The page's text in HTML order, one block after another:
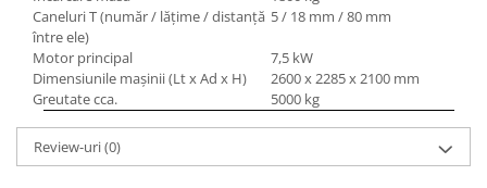
Dispozitiv de testare
Indicatoare înălțime
Indicator cadran / Baze magnetice
Masurare
Micrometru de adancime
Caneluri T (număr / lăţime / distanţă
între ele)
5 / 18 mm / 80 mm
Motor principal
7,5 kW
Dimensiunile maşinii (Lt x Ad x H)
2600 x 2285 x 2100 mm
Greutate cca.
5000 kg
Review-uri(0)